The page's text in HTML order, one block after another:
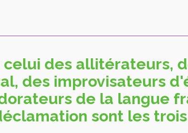
celui des allitérateurs,
des improvisateurs
de la langue
sont les